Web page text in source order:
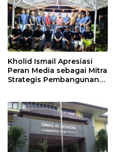
Kholid Ismail Apresiasi
Peran Media sebagai Mitra
Strategis Pembangunan